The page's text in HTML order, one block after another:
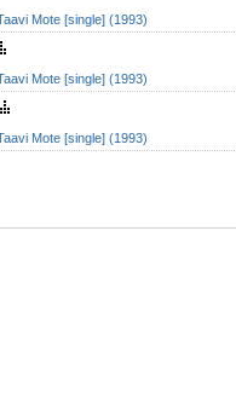
Mote [single] (1993)
Mote [single] (1993)
Mote [single] (1993)